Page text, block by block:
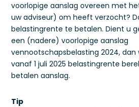
voorlopige aanslag overeen met
uw adviseur) om heeft verzocht?
belastingrente te betalen. Dient u
een (nadere) voorlopige aanslag
vennootschapsbelasting 2024, dan
vanaf 1 juli 2025 belastingrente
betalen aanslag.
Tip